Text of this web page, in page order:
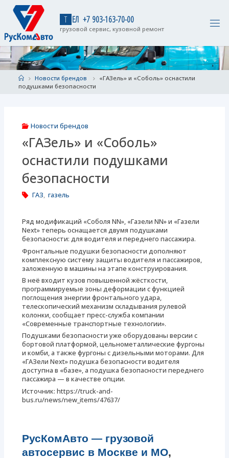
content
Т ЕЛ +7 903-163-70-00
грузовой сервис, кузовной ремонт
HomeНовости брендов
«ГАЗель» и «Соболь» оснастили
подушками безопасности
Новости брендов
«ГАЗель» и «Соболь»
оснастили подушками
безопасности
ГАЗ, газель
Ряд модификаций «Соболя NN», «Газели NN» и «Газели
Next» теперь оснащается двумя подушками
безопасности: для водителя и переднего пассажира.
Фронтальные подушки безопасности дополняют
комплексную систему защиты водителя и пассажиров,
заложенную в машины на этапе конструирования.
В неё входит кузов повышенной жёсткости,
программируемые зоны деформации с функцией
поглощения энергии фронтального удара,
телескопический механизм складывания рулевой
колонки, сообщает пресс-служба компании
«Современные транспортные технологии».
Подушками безопасности уже оборудованы версии с
бортовой платформой, цельнометаллические фургоны
и комби, а также фургоны с дизельными моторами. Для
«ГАЗели Next» подушка безопасности водителя
доступна в «базе», а подушка безопасности переднего
пассажира — в качестве опции.
Источник: https://truck-and-
bus.ru/news/new_items/47637/
РусКомАвто — грузовой
автосервис в Москве и МО,